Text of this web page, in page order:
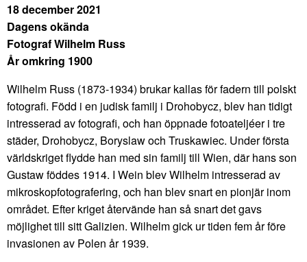
18 december 2021
Dagens okända
Fotograf Wilhelm Russ
År omkring 1900
Wilhelm Russ (1873-1934) brukar kallas för fadern till polskt
fotografi. Född i en judisk familj i Drohobycz, blev han tidigt
intresserad av fotografi, och han öppnade fotoateljéer i tre
städer, Drohobycz, Boryslaw och Truskawiec. Under första
världskriget flydde han med sin familj till Wien, där hans son
Gustaw föddes 1914. I Wein blev Wilhelm intresserad av
mikroskopfotografering, och han blev snart en pionjär inom
området. Efter kriget återvände han så snart det gavs
möjlighet till sitt Galizien. Wilhelm gick ur tiden fem år före
invasionen av Polen år 1939.